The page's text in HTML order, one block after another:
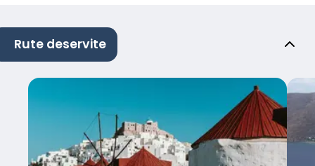
Rute deservite